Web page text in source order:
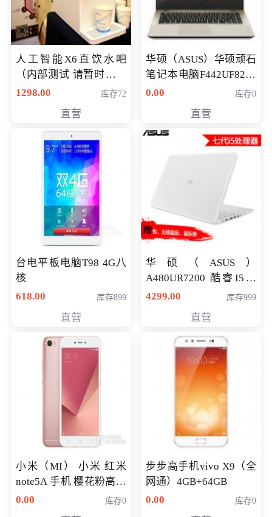
人工智能X6直饮水吧
（内部测试 请暂时不要
购买）
1298.00 库存72
直营
华硕（ASUS）华硕顽石
笔记本电脑F442UF8250
八代独显轻薄办公商务
0.00 库存0
直营
台电平板电脑T98 4G八
核
618.00
库存899
直营
华硕（ASUS）
A480UR7200 酷睿I5超
薄学生办公游戏独显笔
NV930-2G独
4299.00 库存999
直营
小米（MI） 小米 红米
note5A 手机 樱花粉高配
版 全网通(3G+32G)
0.00 库存0
步步高手机vivo X9（全
网通）4GB+64GB
0.00
库存0